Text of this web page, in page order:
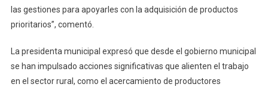
las gestiones para apoyarles con la adquisición de productos
prioritarios”, comentó.
La presidenta municipal expresó que desde el gobierno municipal
se han impulsado acciones significativas que alienten el trabajo
en el sector rural, como el acercamiento de productores